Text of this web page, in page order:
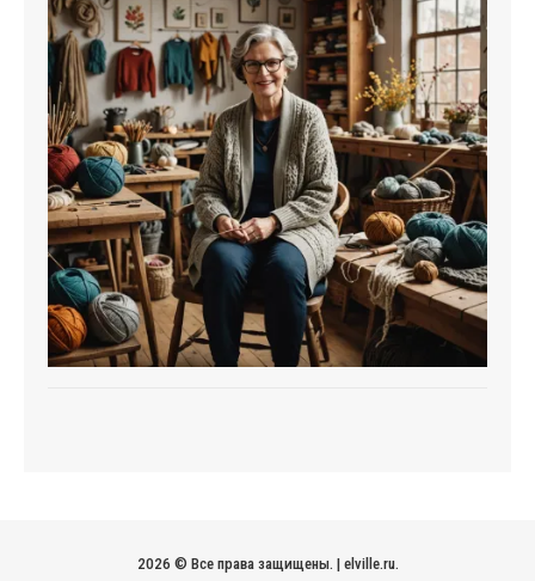
2026 © Все права защищены. | elville.ru.